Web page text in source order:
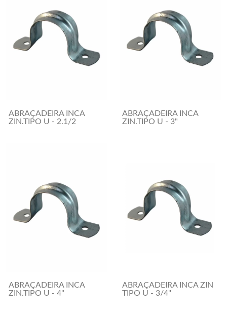
ABRAÇADEIRA INCA
ZIN.TIPO U - 2.1/2
ABRAÇADEIRA INCA
ZIN.TIPO U - 3"
ABRAÇADEIRA INCA
ZIN.TIPO U - 4"
ABRAÇADEIRA INCA ZIN
TIPO U - 3/4''